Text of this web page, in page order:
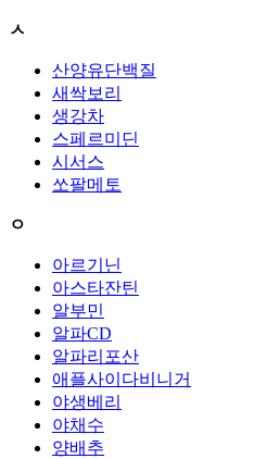
ㅅ
산양유단백질
새싹보리
생강차
스페르미딘
시서스
쏘팔메토
ㅇ
아르기닌
아스타잔틴
알부민
알파CD
알파리포산
애플사이다비니거
야생베리
야채수
양배추